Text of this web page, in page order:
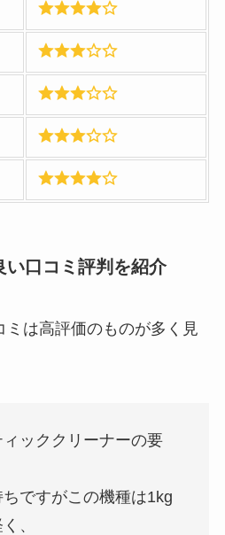
い口コミ評判を紹介
ミは高評価のものが多く見
ッククリーナーの要
ですがこの機種は1kg
、